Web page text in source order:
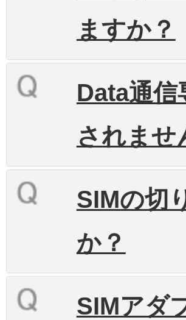
ますか？
Data通信
されませ
SIMの切
か？
SIMアダ